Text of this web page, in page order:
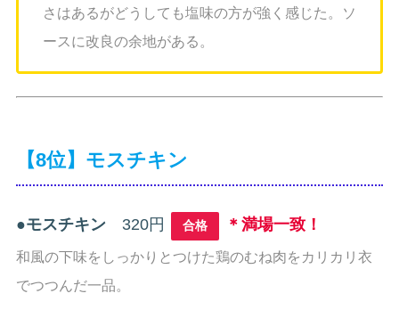
さはあるがどうしても塩味の方が強く感じた。ソ
ースに改良の余地がある。
【8位】モスチキン
●モスチキン 320円 合格 ＊満場一致！
和風の下味をしっかりとつけた鶏のむね肉をカリカリ衣
でつつんだ一品。